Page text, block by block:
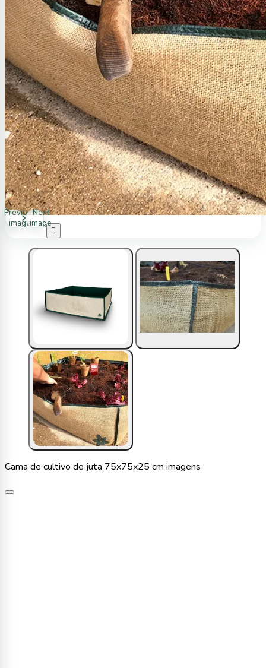
Previous
image
Next
image

Cama de cultivo de juta 75x75x25 cm imagens